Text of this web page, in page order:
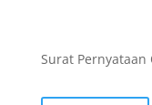
Surat Pernyataan